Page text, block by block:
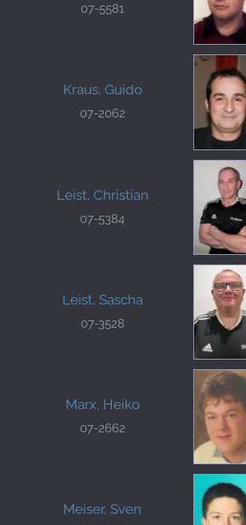
07-5581
Kraus, Guido
07-2062
Leist, Christian
07-5384
Leist, Sascha
07-3528
Marx, Heiko
07-2662
Meiser, Sven